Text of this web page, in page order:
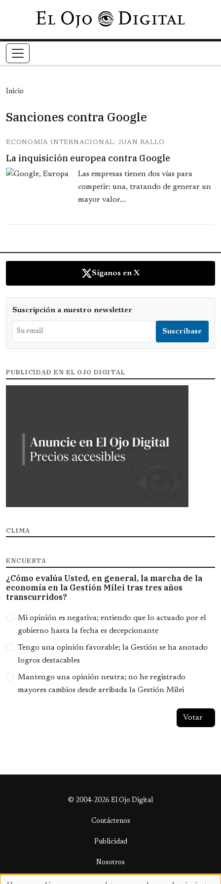
Pasar al contenido principal
Inicio
Sanciones contra Google
ECONOMIA INTERNACIONAL: JUAN RALLO
La inquisición europea contra Google
Las empresas tienen dos vías para
competir: una, tratando de generar un
mayor valor...
Síganos en X
Suscripción a nuestro newsletter
PUBLICIDAD EN EL OJO DIGITAL
CLIMA
ENCUESTA
¿Cómo evalúa Usted, en general, la marcha de la
economía en la Gestión Milei tras tres años
transcurridos?
Opciones
Mi opinión es negativa; entiendo que lo actuado por el
gobierno hasta la fecha es decepcionante
Tengo una opinión favorable; la Gestión se ha anotado
logros destacables
Mantengo una opinión neutra; no he registrado
mayores cambios desde arribada la Gestión Milei
© 2004-2026 El Ojo Digital
Contáctenos
Publicidad
Nosotros